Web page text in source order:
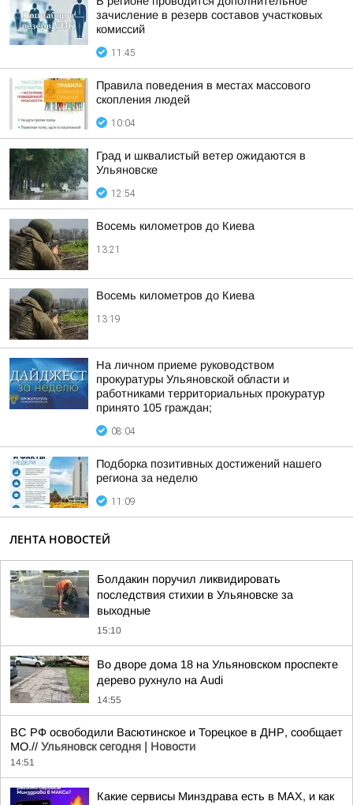
зачисление в резерв составов участковых
комиссий
11:45
Правила поведения в местах массового
скопления людей
10:04
Град и шквалистый ветер ожидаются в
Ульяновске
12:54
Восемь километров до Киева
13:21
Восемь километров до Киева
13:19
На личном приеме руководством
прокуратуры Ульяновской области и
работниками территориальных прокуратур
принято 105 граждан;
08:04
Подборка позитивных достижений нашего
региона за неделю
11:09
ЛЕНТА НОВОСТЕЙ
Болдакин поручил ликвидировать
последствия стихии в Ульяновске за
выходные
15:10
Во дворе дома 18 на Ульяновском проспекте
дерево рухнуло на Audi
14:55
ВС РФ освободили Васютинское и Торецкое в ДНР, сообщает
МО.// Ульяновск сегодня | Новости
14:51
Какие сервисы Минздрава есть в МАХ, и как